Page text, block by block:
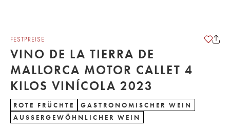
FESTPREISE
VINO DE LA TIERRA DE
MALLORCA MOTOR CALLET 4
KILOS VINÍCOLA 2023
ROTE FRÜCHTE
GASTRONOMISCHER WEIN
AUSSERGEWÖHNLICHER WEIN